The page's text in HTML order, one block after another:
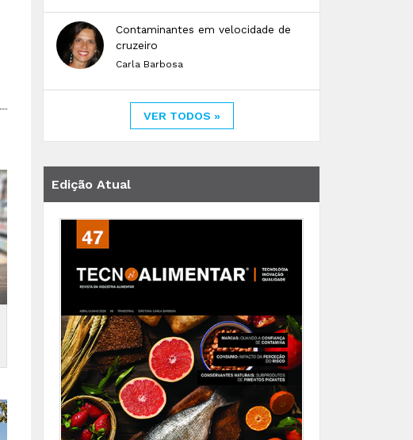
Contaminantes em velocidade de
cruzeiro
Carla Barbosa
VER TODOS »
Edição Atual